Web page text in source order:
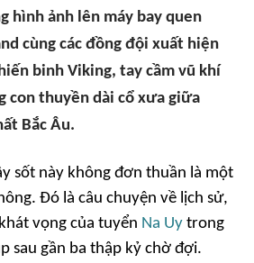
hình ảnh lên máy bay quen
cùng các đồng đội xuất hiện
binh Viking, tay cầm vũ khí
con thuyền dài cổ xưa giữa
Bắc Âu.
sốt này không đơn thuần là một
Đó là câu chuyện về lịch sử,
vọng của tuyển Na Uy trong
sau gần ba thập kỷ chờ đợi.